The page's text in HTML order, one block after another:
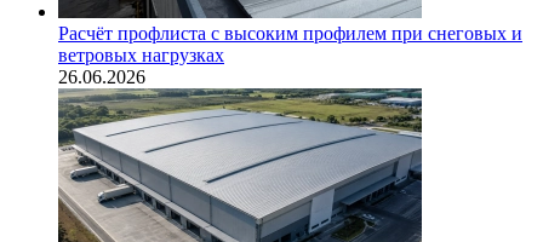
Расчёт профлиста с высоким профилем при снеговых и
ветровых нагрузках
26.06.2026